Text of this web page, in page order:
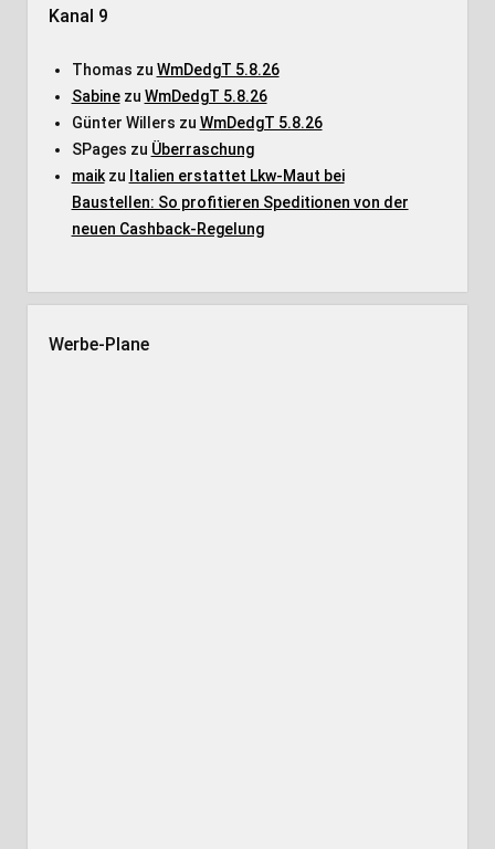
Kanal 9
Thomas zu WmDedgT 5.8.26
Sabinezu WmDedgT 5.8.26
Günter Willers zu WmDedgT 5.8.26
SPages zu Überraschung
maikzu Italien erstattet Lkw-Maut bei
Baustellen: So profitieren Speditionen von der
neuen Cashback-Regelung
Werbe-Plane